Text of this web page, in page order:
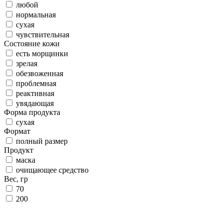
любой
нормальная
сухая
чувствительная
Cоcтояние кожи
есть морщинки
зрелая
обезвоженная
проблемная
реактивная
увядающая
Форма продукта
сухая
Формат
полный размер
Продукт
маска
очищающее средство
Вес, гр
70
200